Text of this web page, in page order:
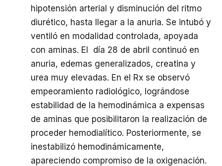
hipotensión arterial y disminución del ritmo
diurético, hasta llegar a la anuria. Se intubó y
ventiló en modalidad controlada, apoyada
con aminas. El día 28 de abril continuó en
anuria, edemas generalizados, creatina y
urea muy elevadas. En el Rx se observó
empeoramiento radiológico, lográndose
estabilidad de la hemodinámica a expensas
de aminas que posibilitaron la realización de
proceder hemodialítico. Posteriormente, se
inestabilizó hemodinámicamente,
apareciendo compromiso de la oxigenación.